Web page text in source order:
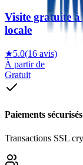
Visite gratuite à
locale
★5.0(16 avis)
À partir de
Gratuit
Paiements sécurisés
Transactions SSL